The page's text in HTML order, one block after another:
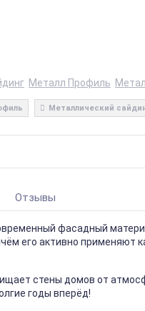
Металл Профиль
Металлический
Отзывы
фасадный
его активно применяют
стены домов от
годы вперёд!